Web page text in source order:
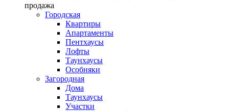
продажа
Городская
Квартиры
Апартаменты
Пентхаусы
Лофты
Таунхаусы
Особняки
Загородная
Дома
Таунхаусы
Участки